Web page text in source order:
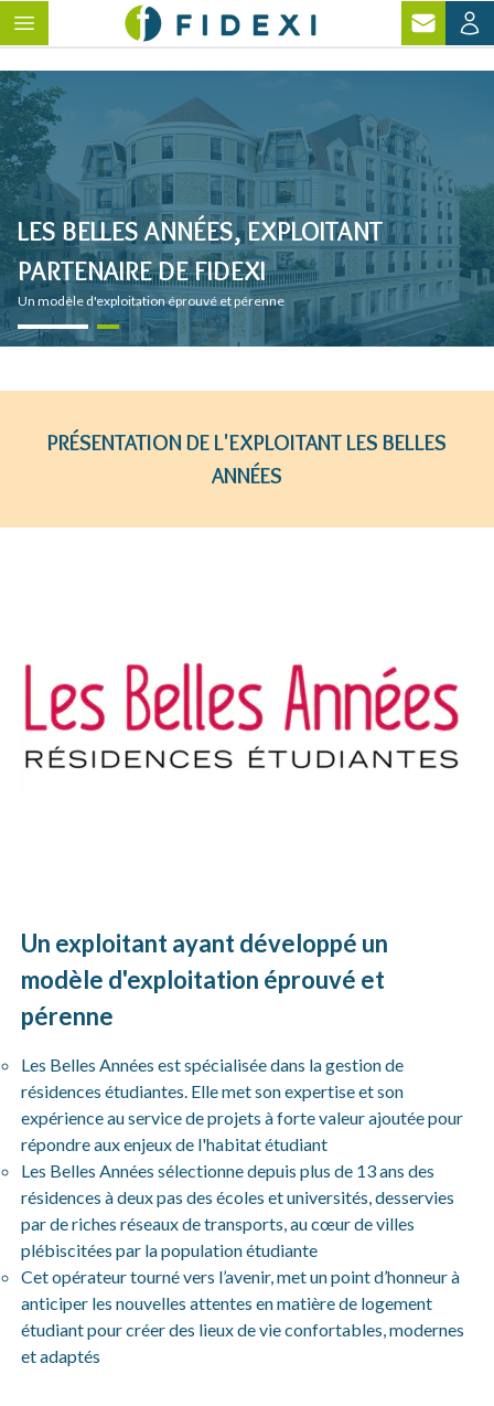
LES BELLES ANNÉES, EXPLOITANT
PARTENAIRE DE FIDEXI
Un modèle d'exploitation éprouvé et pérenne
PRÉSENTATION DE L'EXPLOITANT LES BELLES
ANNÉES
Un exploitant ayant développé un
modèle d'exploitation éprouvé et
pérenne
Les Belles Années est spécialisée dans la gestion de
résidences étudiantes. Elle met son expertise et son
expérience au service de projets à forte valeur ajoutée pour
répondre aux enjeux de l'habitat étudiant
Les Belles Années sélectionne depuis plus de 13 ans des
résidences à deux pas des écoles et universités, desservies
par de riches réseaux de transports, au cœur de villes
plébiscitées par la population étudiante
Cet opérateur tourné vers l’avenir, met un point d’honneur à
anticiper les nouvelles attentes en matière de logement
étudiant pour créer des lieux de vie confortables, modernes
et adaptés